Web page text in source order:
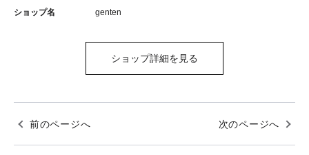
ショップ名 genten
ショップ詳細を見る
前のページへ 次のページへ